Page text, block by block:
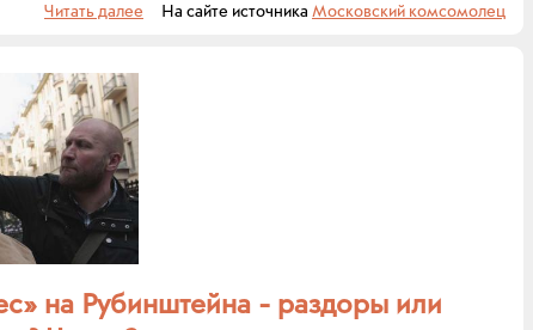
Читать далее На сайте источника Московский комсомолец
на Рубинштейна - раздоры или